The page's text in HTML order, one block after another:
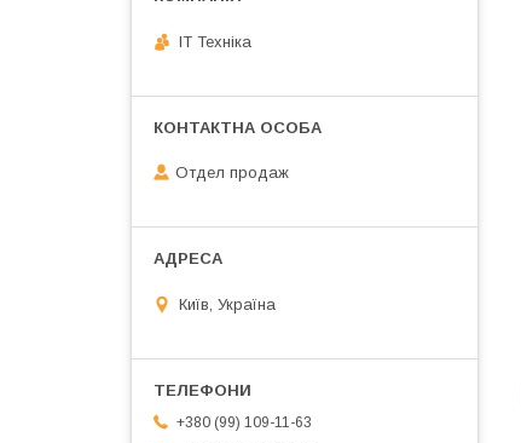
IT Техніка
Отдел продаж
Київ, Україна
+380 (99) 109-11-63